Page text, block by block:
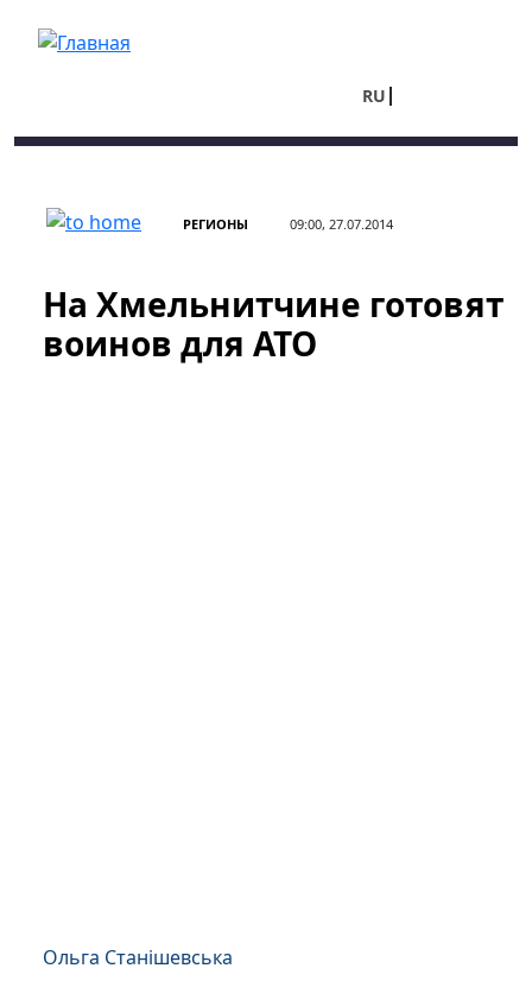
RU
РЕГИОНЫ 09:00, 27.07.2014
На Хмельнитчине готовят
воинов для АТО
Ольга Станішевська